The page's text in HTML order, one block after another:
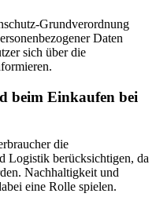
Grundverordnung
Daten
sich über die
beim Einkaufen bei
die
Logistik berücksichtigen, da
Nachhaltigkeit und
eine Rolle spielen.